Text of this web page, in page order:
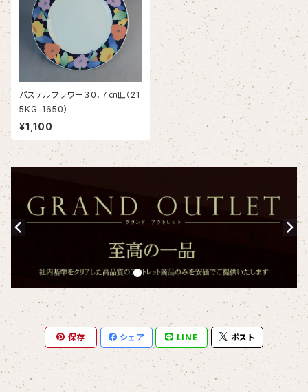
パステルフラワー３０．７㎝皿（21
5KG-1650）
¥1,100
保存 シェア LINE ポスト